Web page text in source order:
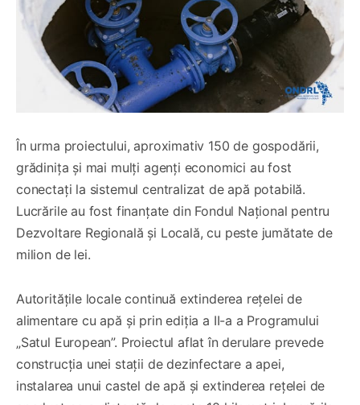
În urma proiectului, aproximativ 150 de gospodării,
grădinița și mai mulți agenți economici au fost
conectați la sistemul centralizat de apă potabilă.
Lucrările au fost finanțate din Fondul Național pentru
Dezvoltare Regională și Locală, cu peste jumătate de
milion de lei.
Autoritățile locale continuă extinderea rețelei de
alimentare cu apă și prin ediția a II-a a Programului
„Satul European”. Proiectul aflat în derulare prevede
construcția unei stații de dezinfectare a apei,
instalarea unui castel de apă și extinderea rețelei de